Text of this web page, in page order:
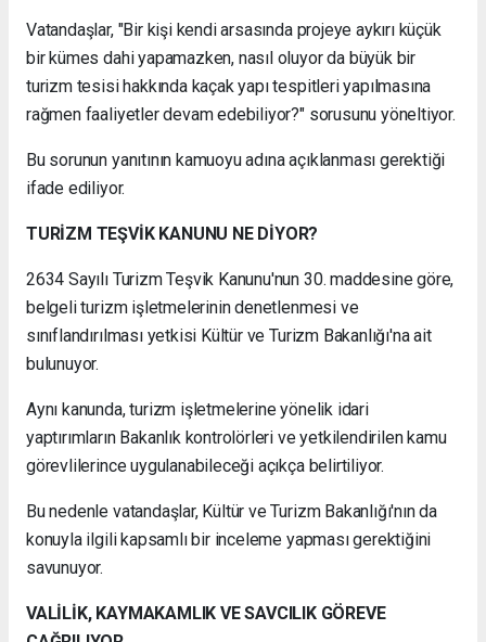
Vatandaşlar, "Bir kişi kendi arsasında projeye aykırı küçük
bir kümes dahi yapamazken, nasıl oluyor da büyük bir
turizm tesisi hakkında kaçak yapı tespitleri yapılmasına
rağmen faaliyetler devam edebiliyor?" sorusunu yöneltiyor.
Bu sorunun yanıtının kamuoyu adına açıklanması gerektiği
ifade ediliyor.
TURİZM TEŞVİK KANUNU NE DİYOR?
2634 Sayılı Turizm Teşvik Kanunu'nun 30. maddesine göre,
belgeli turizm işletmelerinin denetlenmesi ve
sınıflandırılması yetkisi Kültür ve Turizm Bakanlığı'na ait
bulunuyor.
Aynı kanunda, turizm işletmelerine yönelik idari
yaptırımların Bakanlık kontrolörleri ve yetkilendirilen kamu
görevlilerince uygulanabileceği açıkça belirtiliyor.
Bu nedenle vatandaşlar, Kültür ve Turizm Bakanlığı'nın da
konuyla ilgili kapsamlı bir inceleme yapması gerektiğini
savunuyor.
VALİLİK, KAYMAKAMLIK VE SAVCILIK GÖREVE